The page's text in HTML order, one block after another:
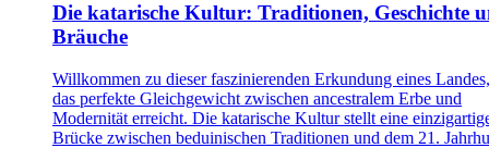
Die katarische Kultur: Traditionen, Geschichte
Bräuche
Willkommen zu dieser faszinierenden Erkundung eines
das perfekte Gleichgewicht zwischen ancestralem Erbe und
Modernität erreicht. Die katarische Kultur stellt eine
Brücke zwischen beduinischen Traditionen und dem 21.